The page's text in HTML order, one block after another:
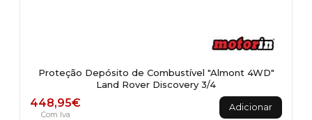
Proteção Depósito de Combustível "Almont 4WD"
Land Rover Discovery 3/4
448,95€
Com Iva
Adicionar